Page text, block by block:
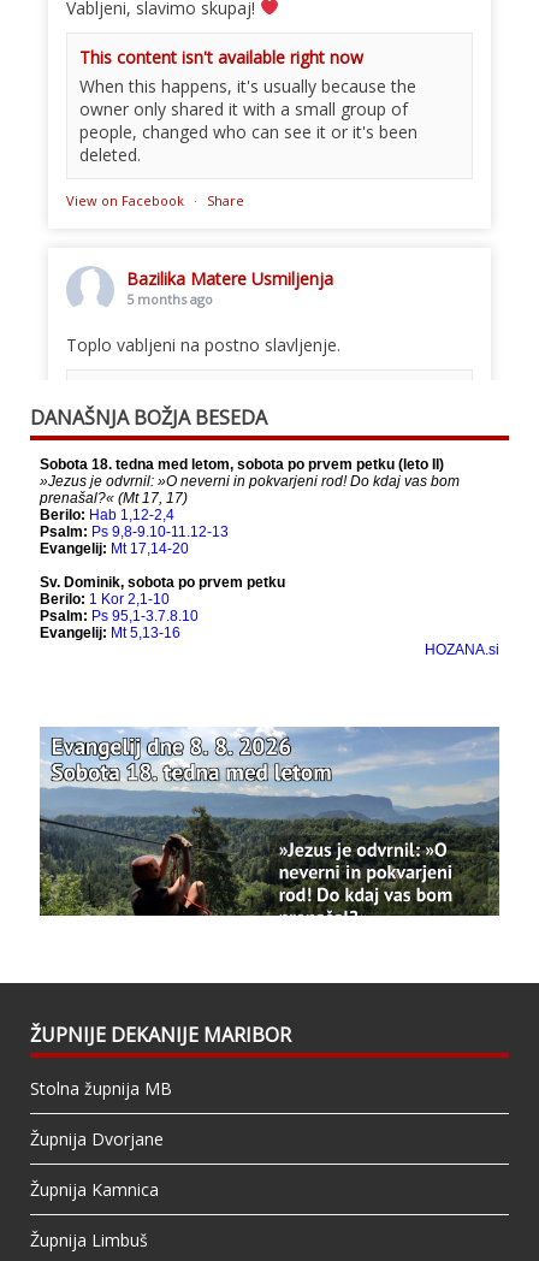
Vabljeni, slavimo skupaj!
This content isn't available right now
When this happens, it's usually because the
owner only shared it with a small group of
people, changed who can see it or it's been
deleted.
View on Facebook · Share
Bazilika Matere Usmiljenja
5 months ago
Toplo vabljeni na postno slavljenje.
When this happens, it's usually because the
owner only shared it with a small group of
people, changed who can see it or it's been
deleted.
View on Facebook · Share
Bazilika Matere Usmiljenja
12 months ago
Photo
View on Facebook · Share
Bazilika Matere Usmiljenja updated their
status.
1 years ago
When this happens, it's usually because the
people, changed who can see it or it's been
deleted.
View on Facebook
DANAŠNJA BOŽJA BESEDA
ŽUPNIJE DEKANIJE MARIBOR
Stolna župnija MB
Župnija Dvorjane
Župnija Kamnica
Župnija Limbuš